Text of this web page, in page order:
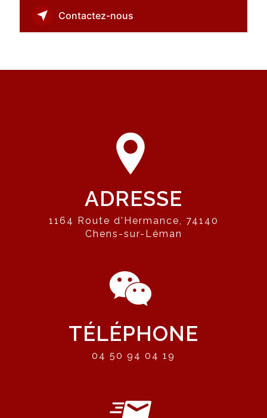
Contactez-nous
ADRESSE
1164 Route d'Hermance, 74140
Chens-sur-Léman
TÉLÉPHONE
04 50 94 04 19